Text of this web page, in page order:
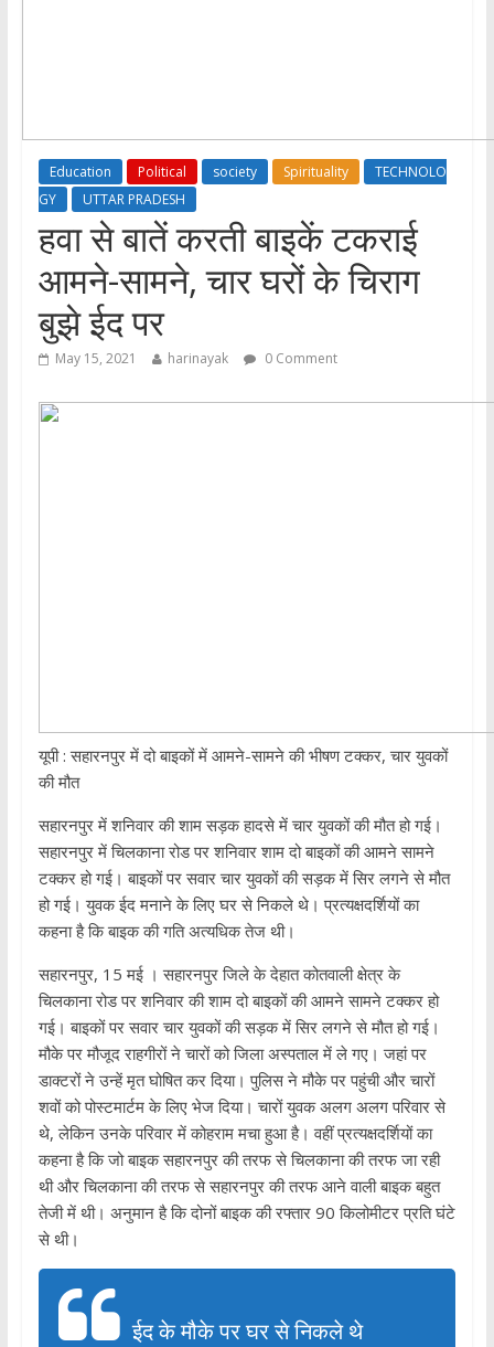
Education Political society Spirituality
TECHNOLO
GY
UTTAR PRADESH
हवा से बातें करती बाइकें टकराई
आमने-सामने, चार घरों के चिराग
बुझे ईद पर
May 15, 2021 harinayak 0 Comment
यूपी : सहारनपुर में दो बाइकों में आमने-सामने की भीषण टक्‍कर, चार युवकों
की मौत
सहारनपुर में शनिवार की शाम सड़क हादसे में चार युवकों की मौत हो गई।
सहारनपुर में चिलकाना रोड पर शनिवार शाम दो बाइकों की आमने सामने
टक्कर हो गई। बाइकों पर सवार चार युवकों की सड़क में सिर लगने से मौत
हो गई। युवक ईद मनाने के लिए घर से निकले थे। प्रत्यक्षदर्शियों का
कहना है कि बाइक की गति अत्यधिक तेज थी।
सहारनपुर, 15 मई । सहारनपुर जिले के देहात कोतवाली क्षेत्र के
चिलकाना रोड पर शनिवार की शाम दो बाइकों की आमने सामने टक्कर हो
गई। बाइकों पर सवार चार युवकों की सड़क में सिर लगने से मौत हो गई।
मौके पर मौजूद राहगीरों ने चारों को जिला अस्पताल में ले गए। जहां पर
डाक्टरों ने उन्हें मृत घोषित कर दिया। पुलिस ने मौके पर पहुंची और चारों
शवों को पोस्टमार्टम के लिए भेज दिया। चारों युवक अलग अलग परिवार से
थे, लेकिन उनके परिवार में कोहराम मचा हुआ है। वहीं प्रत्यक्षदर्शियों का
कहना है कि जो बाइक सहारनपुर की तरफ से चिलकाना की तरफ जा रही
थी और चिलकाना की तरफ से सहारनपुर की तरफ आने वाली बाइक बहुत
तेजी में थी। अनुमान है कि दोनों बाइक की रफ्तार 90 किलोमीटर प्रति घंटे
से थी।
ईद के मौके पर घर से निकले थे